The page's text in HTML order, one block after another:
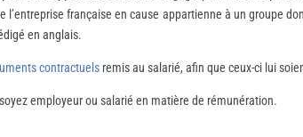
française en cause appartienne à un groupe
en anglais.
contractuels remis au salarié, afin que ceux-ci lui
employeur ou salarié en matière de rémunération.